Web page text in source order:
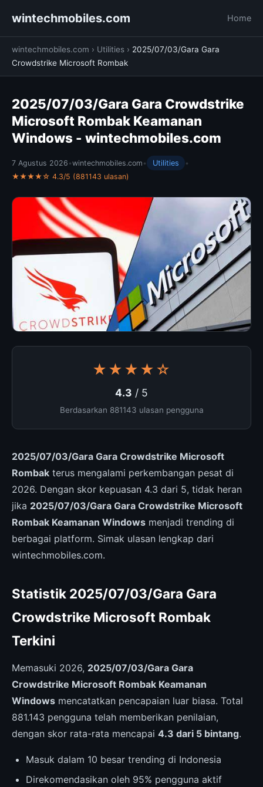
wintechmobiles.com Home
wintechmobiles.com › Utilities › 2025/07/03/Gara Gara
Crowdstrike Microsoft Rombak
2025/07/03/Gara Gara Crowdstrike
Microsoft Rombak Keamanan
Windows - wintechmobiles.com
7 Agustus 2026 •wintechmobiles.com • Utilities
•
★★★★☆ 4.3/5 (881143 ulasan)
★★★★☆
4.3 / 5
Berdasarkan 881143 ulasan pengguna
2025/07/03/Gara Gara Crowdstrike Microsoft
Rombak terus mengalami perkembangan pesat di
2026. Dengan skor kepuasan 4.3 dari 5, tidak heran
jika 2025/07/03/Gara Gara Crowdstrike Microsoft
Rombak Keamanan Windows menjadi trending di
berbagai platform. Simak ulasan lengkap dari
wintechmobiles.com.
Statistik 2025/07/03/Gara Gara
Crowdstrike Microsoft Rombak
Terkini
Memasuki 2026, 2025/07/03/Gara Gara
Crowdstrike Microsoft Rombak Keamanan
Windows mencatatkan pencapaian luar biasa. Total
881.143 pengguna telah memberikan penilaian,
dengan skor rata-rata mencapai 4.3 dari 5 bintang.
Masuk dalam 10 besar trending di Indonesia
Direkomendasikan oleh 95% pengguna aktif